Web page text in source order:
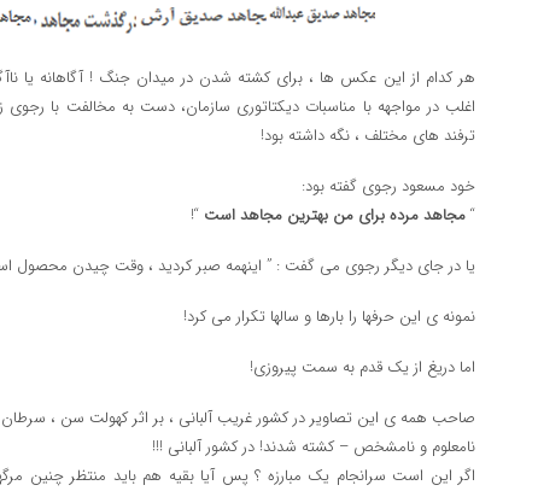
هر کدام از این عکس ها ، برای کشته شدن در میدان جنگ ! آگاهانه یا
اغلب در مواجهه با مناسبات دیکتاتوری سازمان، دست به مخالفت با رجوی
ترفند های مختلف ، نگه داشته بود!
خود مسعود رجوی گفته بود:
“مجاهد مرده برای من بهترین مجاهد است “!
یا در جای دیگر رجوی می گفت : ” اینهمه صبر کردید ، وقت چیدن محصول
نمونه ی این حرفها را بارها و سالها تکرار می کرد!
اما دریغ از یک قدم به سمت پیروزی!
صاحب همه ی این تصاویر در کشور غریب آلبانی ، بر اثر کهولت سن ،
نامعلوم و نامشخص – کشته شدند! در کشور آلبانی !!!